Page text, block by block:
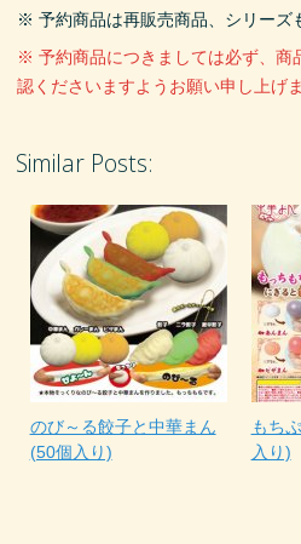
※ 予約商品は再販売商品、シリーズ
※ 予約商品につきましては必ず、商
認くださいますようお願い申し上げま
Similar Posts:
のび～る餃子と中華まん
(50個入り)
もち
入り)